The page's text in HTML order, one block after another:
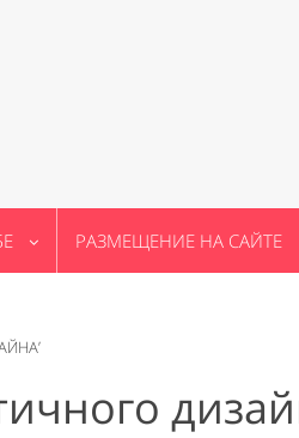
РАЗМЕЩЕНИЕ НА САЙТЕ